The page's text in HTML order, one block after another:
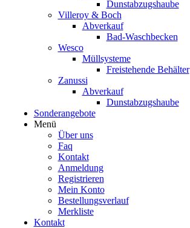
Dunstabzugshaube
Villeroy & Boch
Abverkauf
Bad-Waschbecken
Wesco
Müllsysteme
Freistehende Behälter
Zanussi
Abverkauf
Dunstabzugshaube
Sonderangebote
Menü
Über uns
Faq
Kontakt
Anmeldung
Registrieren
Mein Konto
Bestellungsverlauf
Merkliste
Kontakt